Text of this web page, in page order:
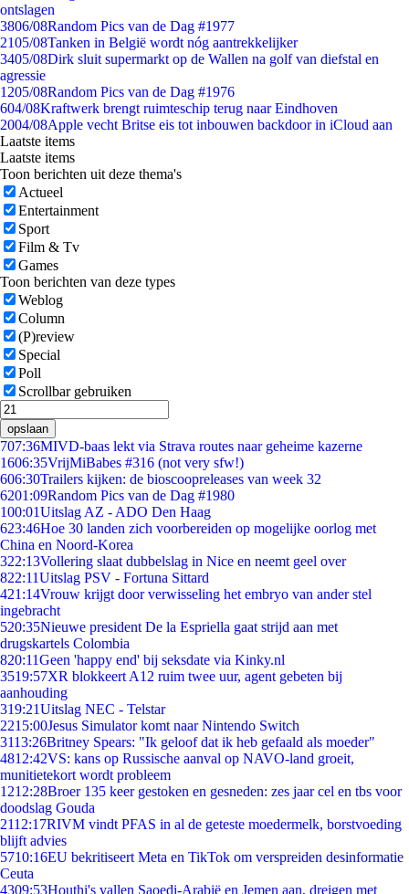
ontslagen
3806/08Random Pics van de Dag #1977
2105/08Tanken in België wordt nóg aantrekkelijker
3405/08Dirk sluit supermarkt op de Wallen na golf van diefstal en
agressie
1205/08Random Pics van de Dag #1976
604/08Kraftwerk brengt ruimteschip terug naar Eindhoven
2004/08Apple vecht Britse eis tot inbouwen backdoor in iCloud aan
Laatste items
Laatste items
Toon berichten uit deze thema's
Actueel
Entertainment
Sport
Film & Tv
Games
Toon berichten van deze types
Weblog
Column
(P)review
Special
Poll
Scrollbar gebruiken
opslaan
707:36MIVD-baas lekt via Strava routes naar geheime kazerne
1606:35VrijMiBabes #316 (not very sfw!)
606:30Trailers kijken: de bioscoopreleases van week 32
6201:09Random Pics van de Dag #1980
100:01Uitslag AZ - ADO Den Haag
623:46Hoe 30 landen zich voorbereiden op mogelijke oorlog met
China en Noord-Korea
322:13Vollering slaat dubbelslag in Nice en neemt geel over
822:11Uitslag PSV - Fortuna Sittard
421:14Vrouw krijgt door verwisseling het embryo van ander stel
ingebracht
520:35Nieuwe president De la Espriella gaat strijd aan met
drugskartels Colombia
820:11Geen 'happy end' bij seksdate via Kinky.nl
3519:57XR blokkeert A12 ruim twee uur, agent gebeten bij
aanhouding
319:21Uitslag NEC - Telstar
2215:00Jesus Simulator komt naar Nintendo Switch
3113:26Britney Spears: "Ik geloof dat ik heb gefaald als moeder"
4812:42VS: kans op Russische aanval op NAVO-land groeit,
munitietekort wordt probleem
1212:28Broer 135 keer gestoken en gesneden: zes jaar cel en tbs voor
doodslag Gouda
2112:17RIVM vindt PFAS in al de geteste moedermelk, borstvoeding
blijft advies
5710:16EU bekritiseert Meta en TikTok om verspreiden desinformatie
Ceuta
4309:53Houthi's vallen Saoedi-Arabië en Jemen aan, dreigen met